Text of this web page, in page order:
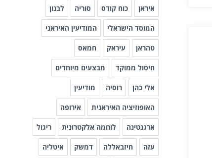
איראן כוח קודס סוריה לבנון
המוסד הישראלי המודיעין האיראני
טהראן עיראק חמאס
חיסול ממוקד מבצעים מיוחדים
אלי כהן רוסיה מודיעין
האופוזיציה האיראנית אירופה
ארגנטינה לוחמה אלקטרונית ריגול
עזה חיזבאללה דמשק איטליה